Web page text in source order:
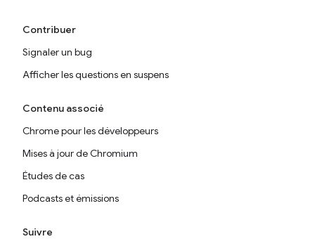
Contribuer
Signaler un bug
Afficher les questions en suspens
Contenu associé
Chrome pour les développeurs
Mises à jour de Chromium
Études de cas
Podcasts et émissions
Suivre